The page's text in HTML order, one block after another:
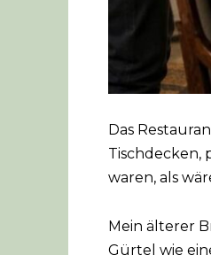
Das
Tischdecken,
waren, als
Mein älterer
Gürtel wie